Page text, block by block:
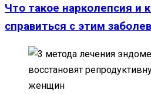
Что такое нарколепсия и
справиться с этим